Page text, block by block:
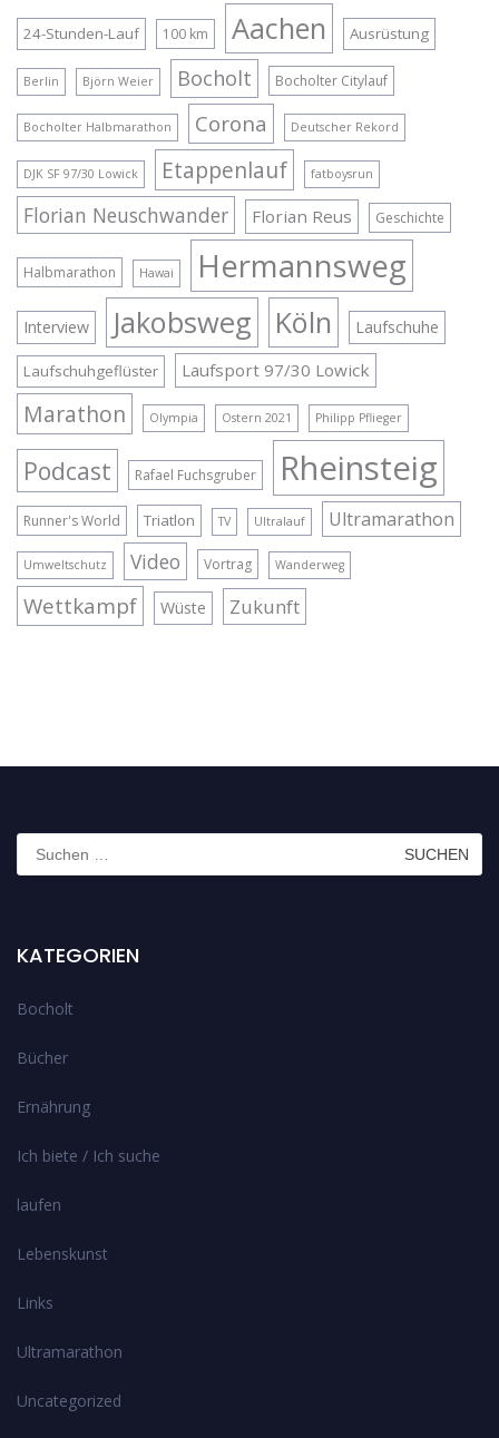
24-Stunden-Lauf 100 km Aachen Ausrüstung
Berlin Björn Weier Bocholt Bocholter Citylauf
Bocholter Halbmarathon Corona Deutscher Rekord
DJK SF 97/30 Lowick Etappenlauf fatboysrun
Florian Neuschwander Florian Reus Geschichte
Halbmarathon Hawai Hermannsweg
Interview Jakobsweg Köln Laufschuhe
Laufschuhgeflüster Laufsport 97/30 Lowick
Marathon Olympia Ostern 2021 Philipp Pflieger
Podcast Rafael Fuchsgruber Rheinsteig
Runner's World Triatlon TV Ultralauf Ultramarathon
Umweltschutz Video Vortrag Wanderweg
Wettkampf Wüste Zukunft
Suchen
nach:
KATEGORIEN
Bocholt
Bücher
Ernährung
Ich biete / Ich suche
laufen
Lebenskunst
Links
Ultramarathon
Uncategorized